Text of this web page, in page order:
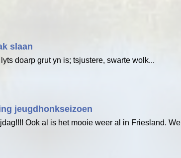
slaan
doarp grut yn is; tsjustere, swarte wolk...
jeugdhonkseizoen
Ook al is het mooie weer al in Friesland. We